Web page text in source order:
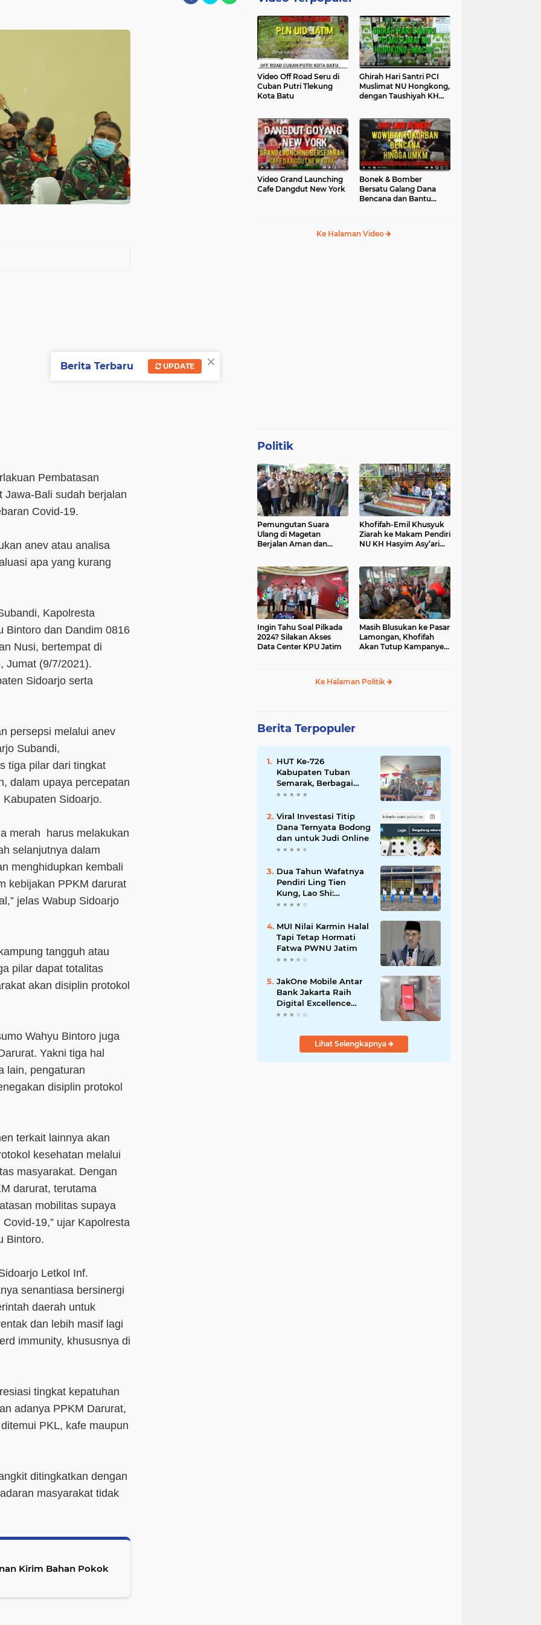
Pembatasan
Jawa-Bali sudah berjalan
Covid-19.
anev atau analisa
apa yang kurang
Kapolresta
Bintoro dan Dandim 0816
Nusi, bertempat di
Jumat (9/7/2021).
Sidoarjo serta
persepsi melalui anev
Subandi,
tiga pilar dari tingkat
dalam upaya percepatan
Sidoarjo.
merah harus melakukan
selanjutnya dalam
menghidupkan kembali
kebijakan PPKM darurat
jelas Wabup Sidoarjo
tangguh atau
pilar dapat totalitas
akan disiplin protokol
Wahyu Bintoro juga
Yakni tiga hal
lain, pengaturan
disiplin protokol
terkait lainnya akan
kesehatan melalui
masyarakat. Dengan
darurat, terutama
mobilitas supaya
19,” ujar Kapolresta
Bintoro.
Letkol Inf.
senantiasa bersinergi
daerah untuk
dan lebih masif lagi
immunity, khususnya di
tingkat kepatuhan
adanya PPKM Darurat,
PKL, kafe maupun
ditingkatkan dengan
masyarakat tidak
Kirim Bahan Pokok
Video Off Road Seru di
Cuban Putri Tlekung
Kota Batu
Ghirah Hari Santri PCI
Muslimat NU Hongkong,
dengan Taushiyah KH
Video Grand Launching
Cafe Dangdut New York
Bonek & Bomber
Bersatu Galang Dana
Bencana dan Bantu
Ke Halaman Video
Politik
Pemungutan Suara
Ulang di Magetan
Berjalan Aman dan
Khofifah-Emil Khusyuk
Ziarah ke Makam Pendiri
NU KH Hasyim Asy’ari
Ingin Tahu Soal Pilkada
2024? Silakan Akses
Data Center KPU Jatim
Masih Blusukan ke Pasar
Lamongan, Khofifah
Akan Tutup Kampanye
Ke Halaman Politik
Berita Terpopuler
HUT Ke-726
Kabupaten Tuban
Semarak, Berbagai
Prestasinya Pun
Viral Investasi Titip
Dana Ternyata Bodong
dan untuk Judi Online
Dua Tahun Wafatnya
Pendiri Ling Tien
Kung, Lao Shi:
Amanah Harus Kita
MUI Nilai Karmin Halal
Tapi Tetap Hormati
Fatwa PWNU Jatim
JakOne Mobile Antar
Bank Jakarta Raih
Digital Excellence
Awards 2026
Lihat Selengkapnya
×
Berita Terbaru UPDATE